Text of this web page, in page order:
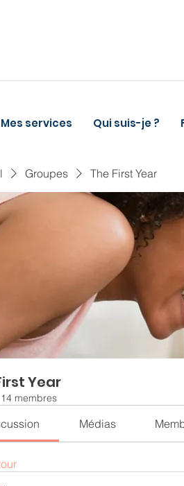
Mes services Qui suis-je ?
Groupes The First Year
Year
14 membres
Médias